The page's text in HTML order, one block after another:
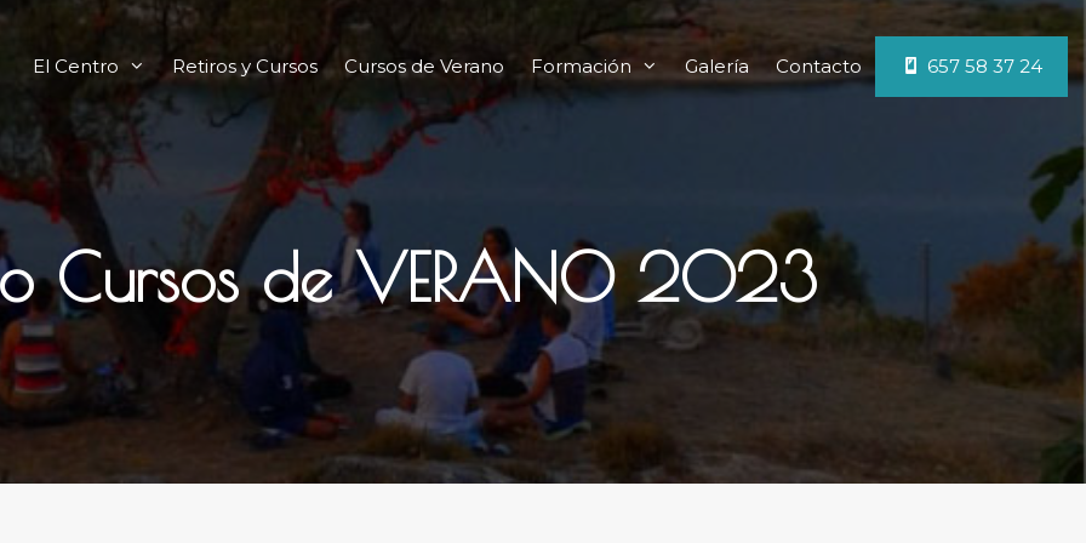
El Centro Retiros y Cursos Cursos de Verano Formación Galería Contacto 657 58 37 24
Cursos de VERANO 2023